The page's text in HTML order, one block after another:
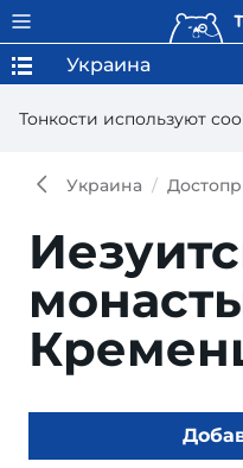
Тонкости используют
Украина
Украина